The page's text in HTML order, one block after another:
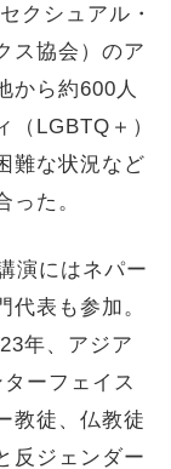
クシュアル・
ス協会）のア
から約600人
（LGBTQ＋）
難な状況など
った。
演にはネパー
代表も参加。
年、アジア
ーフェイス
教徒、仏教徒
反ジェンダー